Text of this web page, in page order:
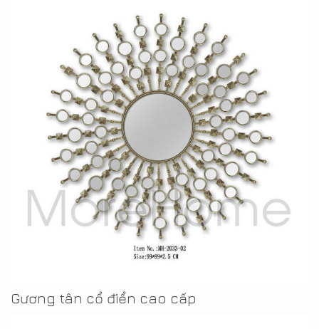
Gương tân cổ điển cao cấp